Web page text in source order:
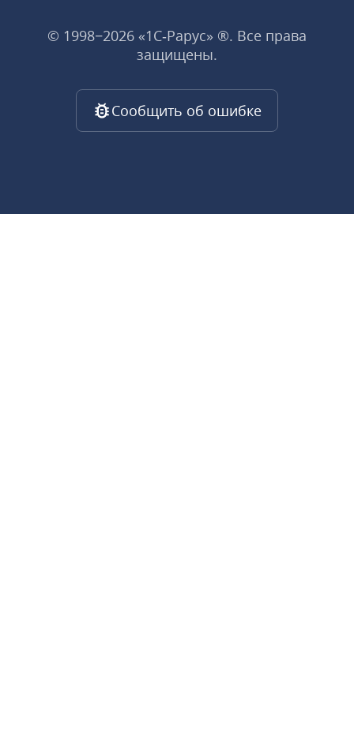
© 1998−2026 «1С‑Рарус» ®. Все права
защищены.
Сообщить об ошибке